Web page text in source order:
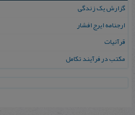
گزارش یک زندگی
ارجنام‍ه‌ ای‍رج‌ افشار
قرآنیات
مکتب در فرآیند تکامل